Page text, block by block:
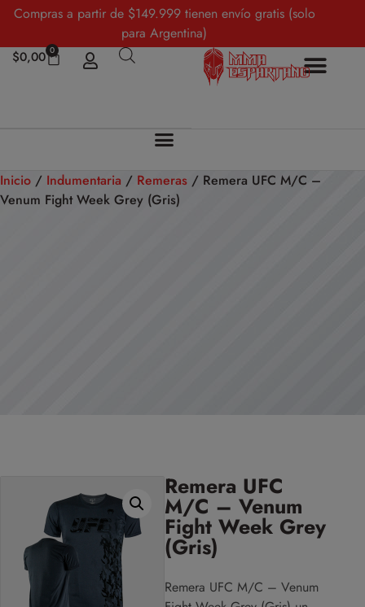
Compras a partir de $149.999 tienen envío gratis (solo
para Argentina)
$0,00 0
Inicio / Indumentaria / Remeras / Remera UFC M/C –
Venum Fight Week Grey (Gris)
Remera UFC
M/C – Venum
Fight Week Grey
(Gris)
Remera UFC M/C – Venum